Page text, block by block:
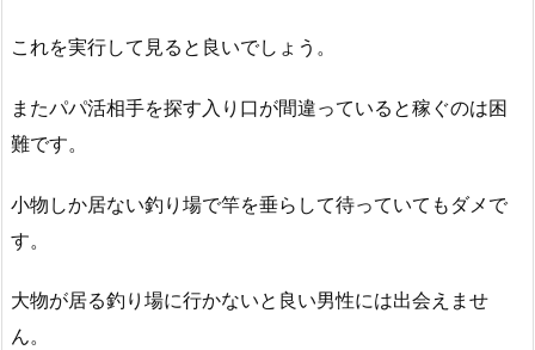
これを実行して見ると良いでしょう。
またパパ活相手を探す入り口が間違っていると稼ぐのは困
難です。
小物しか居ない釣り場で竿を垂らして待っていてもダメで
す。
大物が居る釣り場に行かないと良い男性には出会えませ
ん。